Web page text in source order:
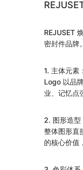
REJUSET
密封件品牌
1. 主体元素
Logo 以品
业、记忆点
2. 图形造型
整体图形直
的核心价值